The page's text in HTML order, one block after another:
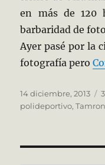
en más de 120
barbaridad de
Ayer pasé por la
fotografía pero
Publicado
el
14 diciembre, 2013
polideportivo,